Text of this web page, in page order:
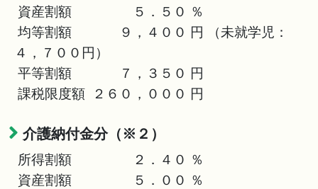
資産割額 ５．５０ ％
均等割額 ９，４００ 円 （未就学児：
４，７００円）
平等割額 ７，３５０ 円
課税限度額 ２６０，０００ 円
介護納付金分（※２）
所得割額 ２．４０ ％
資産割額 ５．００ ％